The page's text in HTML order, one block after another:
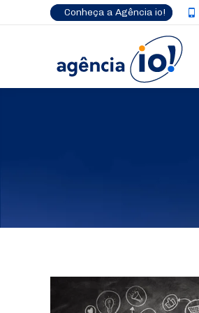
Conheça a Agência io!